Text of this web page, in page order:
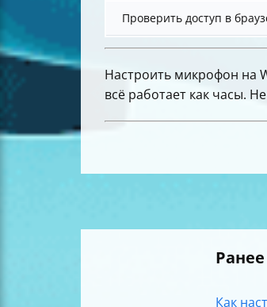
Проверить доступ в
Настроить микрофон на
всё работает как часы.
Как